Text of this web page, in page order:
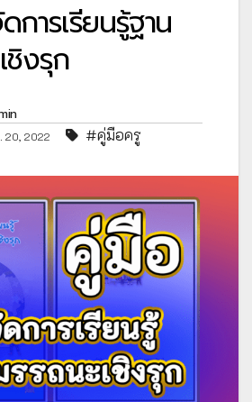
การเรียนรู้ฐาน
ชิงรุก
20, 2022 #คู่มือครู